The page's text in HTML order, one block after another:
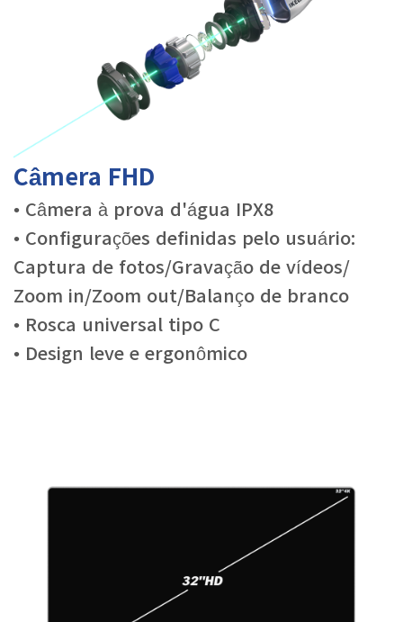
Câmera FHD
• Câmera à prova d'água IPX8
• Configurações definidas pelo usuário:
Captura de fotos/Gravação de vídeos/
Zoom in/Zoom out/Balanço de branco
• Rosca universal tipo C
• Design leve e ergonômico